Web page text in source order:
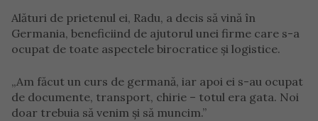
Alături de prietenul ei, Radu, a decis să vină în
Germania, beneficiind de ajutorul unei firme care s-a
ocupat de toate aspectele birocratice și logistice.
„Am făcut un curs de germană, iar apoi ei s-au ocupat
de documente, transport, chirie – totul era gata. Noi
doar trebuia să venim și să muncim.”